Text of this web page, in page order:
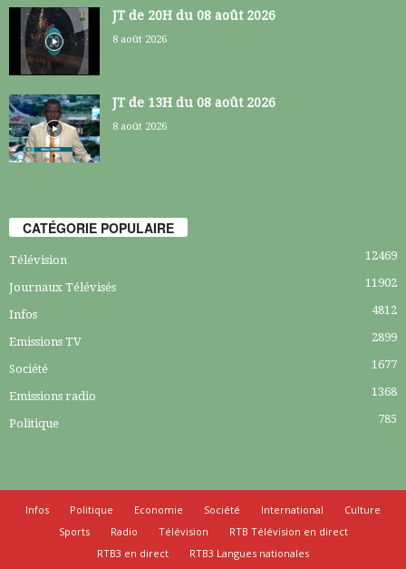
JT de 20H du 08 août 2026
8 août 2026
JT de 13H du 08 août 2026
8 août 2026
CATÉGORIE POPULAIRE
Télévision 12469
Journaux Télévisés 11902
Infos 4812
Emissions TV 2899
Société 1677
Emissions radio 1368
Politique 785
Infos Politique Economie Société International
Culture
Sports
Radio Télévision
RTB Télévision en direct
RTB3 en direct
RTB3 Langues nationales